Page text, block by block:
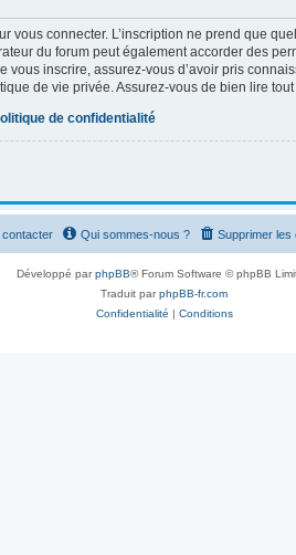
vous connecter. L’inscription ne prend que
du forum peut également accorder des
vous inscrire, assurez-vous d’avoir pris
de vie privée. Assurez-vous de bien lire
de confidentialité
Supprimer les
Qui sommes-nous ?
contacter
Développé parphpBB® Forum Software © phpBB
Traduit parphpBB-fr.com
Confidentialité | Conditions